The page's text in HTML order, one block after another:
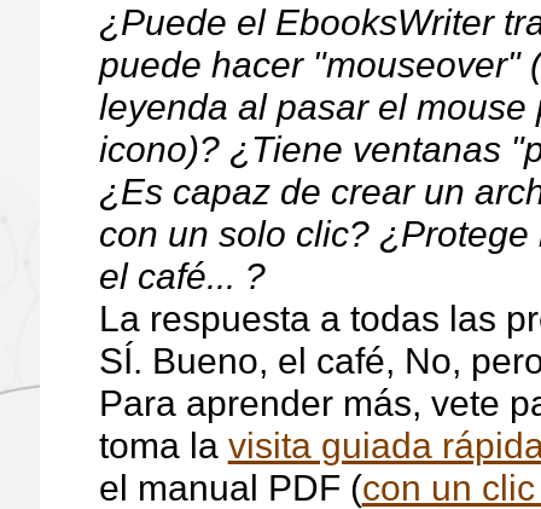
¿Puede el EbooksWriter
puede hacer "mouseover"
leyenda al pasar el mouse
icono)? ¿Tiene ventanas
¿Es capaz de crear un
con un solo clic?
el café... ?
La respuesta a todas las
SÍ. Bueno, el café, No,
Para aprender más, vete
toma la visita guiada
el manual PDF (con un